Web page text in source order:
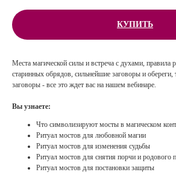
КУПИТЬ
Места магической силы и встреча с духами, правила
старинных обрядов, сильнейшие заговоры и обереги,
заговоры - все это ждет вас на нашем вебинаре.
Вы узнаете:
Что символизируют мосты в магическом
Ритуал мостов для любовной магии
Ритуал мостов для изменения судьбы
Ритуал мостов для снятия порчи и родового
Ритуал мостов для постановки защиты